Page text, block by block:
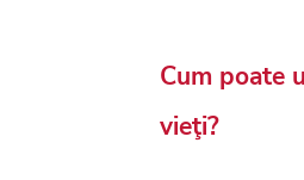
Cum poate
vieţi?